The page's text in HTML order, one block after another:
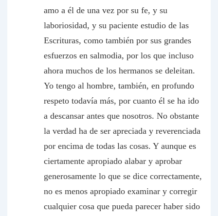
amo a él de una vez por su fe, y su
laboriosidad, y su paciente estudio de las
Escrituras, como también por sus grandes
esfuerzos en salmodia, por los que incluso
ahora muchos de los hermanos se deleitan.
Yo tengo al hombre, también, en profundo
respeto todavía más, por cuanto él se ha ido
a descansar antes que nosotros. No obstante
la verdad ha de ser apreciada y reverenciada
por encima de todas las cosas. Y aunque es
ciertamente apropiado alabar y aprobar
generosamente lo que se dice correctamente,
no es menos apropiado examinar y corregir
cualquier cosa que pueda parecer haber sido